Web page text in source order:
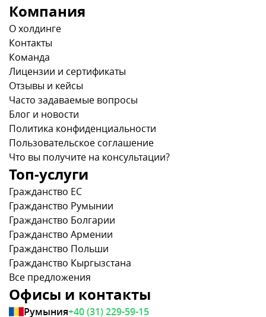
Компания
О холдинге
Контакты
Команда
Лицензии и сертификаты
Отзывы и кейсы
Часто задаваемые вопросы
Блог и новости
Политика конфиденциальности
Пользовательское соглашение
Что вы получите на консультации?
Топ-услуги
Гражданство ЕС
Гражданство Румынии
Гражданство Болгарии
Гражданство Армении
Гражданство Польши
Гражданство Кыргызстана
Все предложения
Офисы и контакты
Румыния+40 (31) 229-59-15